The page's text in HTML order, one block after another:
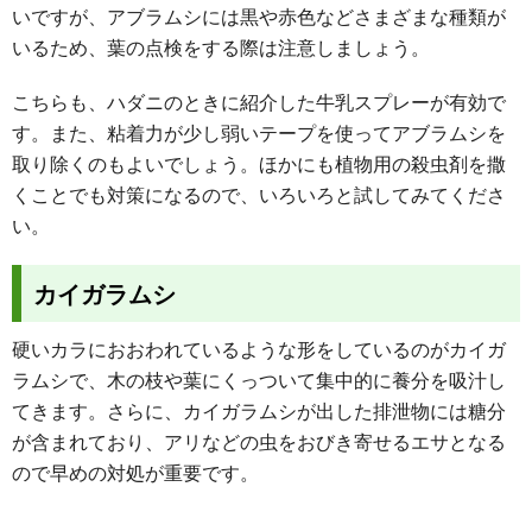
いですが、アブラムシには黒や赤色などさまざまな種類が
いるため、葉の点検をする際は注意しましょう。
こちらも、ハダニのときに紹介した牛乳スプレーが有効で
す。また、粘着力が少し弱いテープを使ってアブラムシを
取り除くのもよいでしょう。ほかにも植物用の殺虫剤を撒
くことでも対策になるので、いろいろと試してみてくださ
い。
カイガラムシ
硬いカラにおおわれているような形をしているのがカイガ
ラムシで、木の枝や葉にくっついて集中的に養分を吸汁し
てきます。さらに、カイガラムシが出した排泄物には糖分
が含まれており、アリなどの虫をおびき寄せるエサとなる
ので早めの対処が重要です。